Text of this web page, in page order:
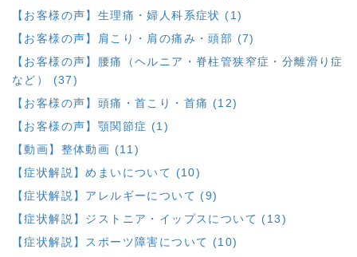
【お客様の声】生理痛・婦人科系症状 (1)
【お客様の声】肩こり・肩の痛み・頭部 (7)
【お客様の声】腰痛（ヘルニア・脊柱管狭窄症・分離滑り症
など） (37)
【お客様の声】頭痛・首こり・首痛 (12)
【お客様の声】顎関節症 (1)
【動画】整体動画 (11)
【症状解説】めまいについて (10)
【症状解説】アレルギーについて (9)
【症状解説】ジストニア・イップスについて (13)
【症状解説】スポーツ障害について (10)